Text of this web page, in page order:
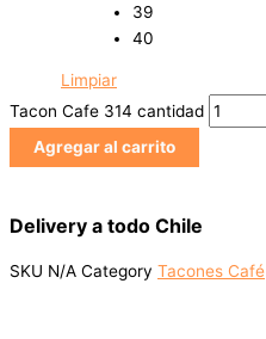
39
40
Limpiar
Tacon Cafe 314 cantidad
Agregar al carrito
Delivery a todo Chile
SKU N/A Category Tacones Café